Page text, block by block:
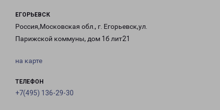
ЕГОРЬЕВСК
Россия,Московская обл., г. Егорьевск,ул.
Парижской коммуны, дом 1б лит21
на карте
ТЕЛЕФОН
+7(495) 136-29-30